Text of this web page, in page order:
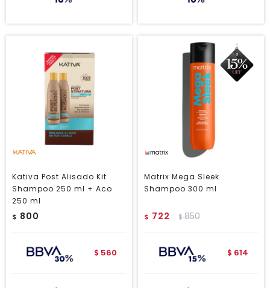
Kativa Post Alisado Kit
Shampoo 250 ml + Aco
250 ml
$ 800
$ 560
Matrix Mega Sleek
Shampoo 300 ml
$ 722 $850
$ 614